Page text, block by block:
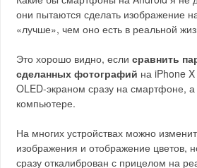
они пытаются сделать изображение
«лучше», чем оно есть в реальной
Это хорошо видно, еслисравнить
сделанных фотографий на iPhone
OLED-экраном сразу на смартфоне,
компьютере.
На многих устройствах можно
изображения и отображение цветов,
сразу откалиброван с прицелом на